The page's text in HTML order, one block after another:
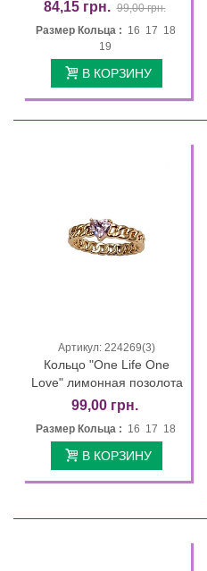
84,15 грн. 99,00 грн.
Размер Кольца : 16 17 18
19
В КОРЗИНУ
Артикул: 224269(3)
Кольцо "One Life One
Love" лимонная позолота
99,00 грн.
Размер Кольца : 16 17 18
В КОРЗИНУ